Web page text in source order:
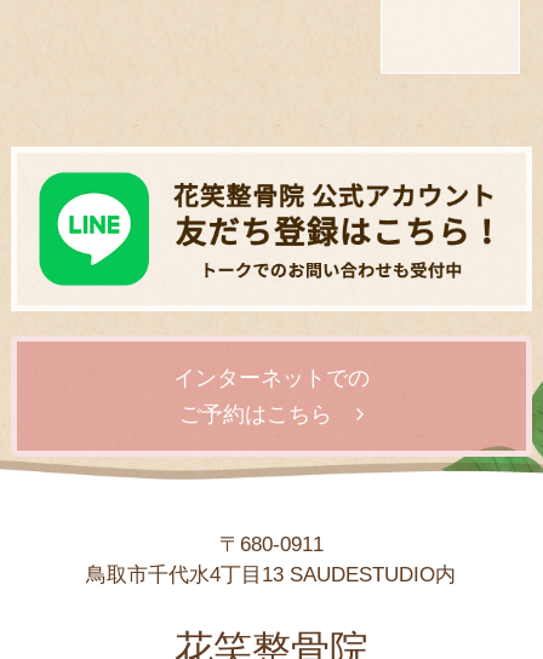
インターネットでの
ご予約はこちら
〒680-0911
鳥取市千代水4丁目13 SAUDESTUDIO内
花笑整骨院